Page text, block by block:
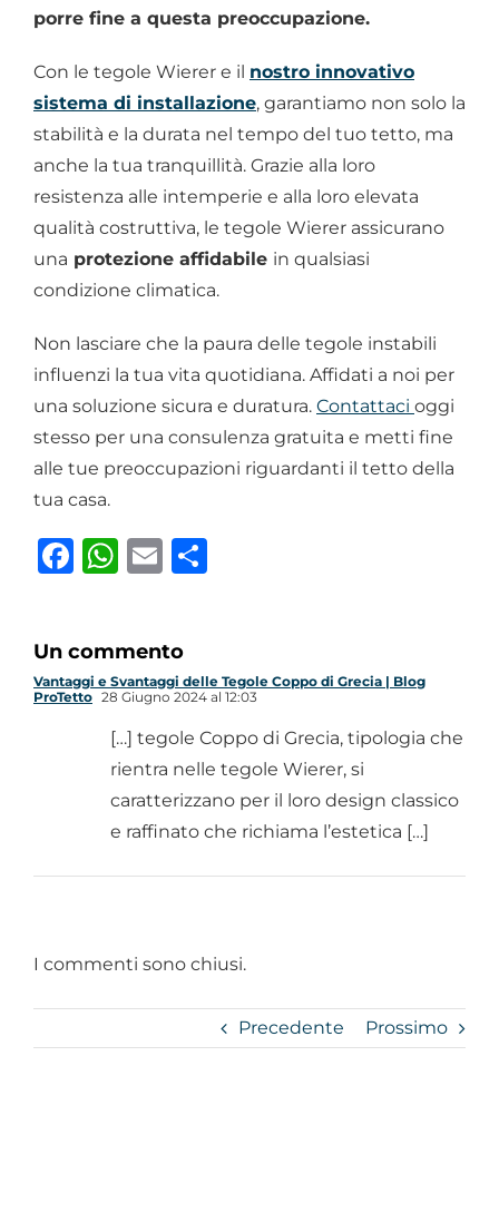
porre fine a questa preoccupazione.
Con le tegole Wierer e il nostro innovativo
sistema di installazione, garantiamo non solo la
stabilità e la durata nel tempo del tuo tetto, ma
anche la tua tranquillità. Grazie alla loro
resistenza alle intemperie e alla loro elevata
qualità costruttiva, le tegole Wierer assicurano
una protezione affidabile in qualsiasi
condizione climatica.
Non lasciare che la paura delle tegole instabili
influenzi la tua vita quotidiana. Affidati a noi per
una soluzione sicura e duratura. Contattaci oggi
stesso per una consulenza gratuita e metti fine
alle tue preoccupazioni riguardanti il tetto della
tua casa.
Facebook
WhatsApp
Email
Un commento
Vantaggi e Svantaggi delle Tegole Coppo di Grecia | Blog
ProTetto 28 Giugno 2024 al 12:03
[…] tegole Coppo di Grecia, tipologia che
rientra nelle tegole Wierer, si
caratterizzano per il loro design classico
e raffinato che richiama l’estetica […]
I commenti sono chiusi.
Precedente Prossimo